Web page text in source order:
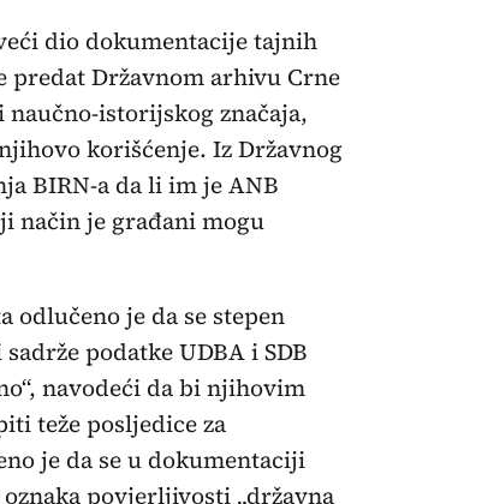
dio dokumentacije tajnih
predat Državnom arhivu Crne
naučno-istorijskog značaja,
korišćenje. Iz Državnog
BIRN-a da li im je ANB
način je građani mogu
odlučeno je da se stepen
podatke UDBA i SDB
navodeći da bi njihovim
teže posljedice za
je da se u dokumentaciji
povjerljivosti „državna